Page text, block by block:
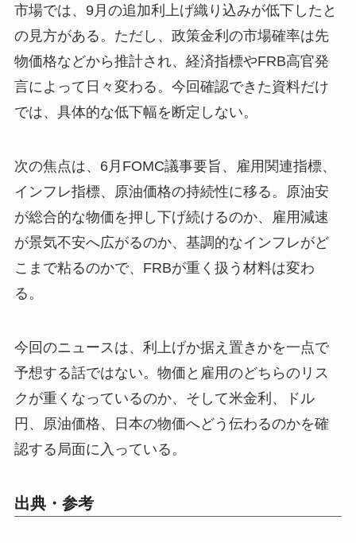
市場では、9月の追加利上げ織り込みが低下したと
の見方がある。ただし、政策金利の市場確率は先
物価格などから推計され、経済指標やFRB高官発
言によって日々変わる。今回確認できた資料だけ
では、具体的な低下幅を断定しない。
次の焦点は、6月FOMC議事要旨、雇用関連指標、
インフレ指標、原油価格の持続性に移る。原油安
が総合的な物価を押し下げ続けるのか、雇用減速
が景気不安へ広がるのか、基調的なインフレがど
こまで粘るのかで、FRBが重く扱う材料は変わ
る。
今回のニュースは、利上げか据え置きかを一点で
予想する話ではない。物価と雇用のどちらのリス
クが重くなっているのか、そして米金利、ドル
円、原油価格、日本の物価へどう伝わるのかを確
認する局面に入っている。
出典・参考